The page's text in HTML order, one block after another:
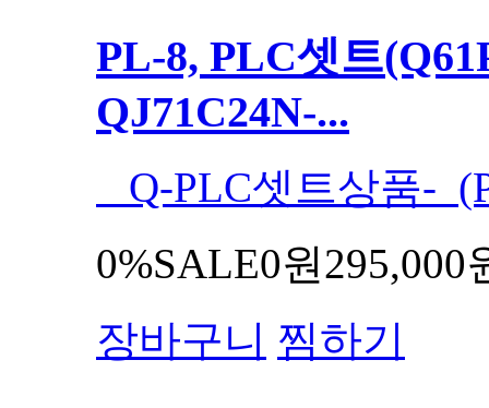
PL-8, PLC셋트
QJ71C24N-...
Q-PLC셋트상품-
0%SALE0원295,000
장바구니 찜하기